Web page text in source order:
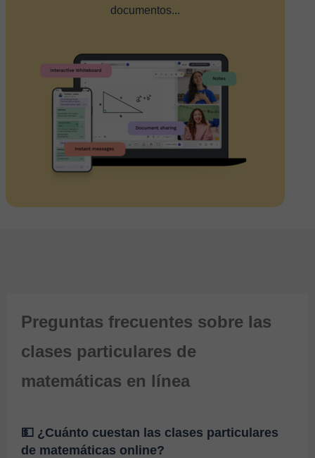
documentos...
Preguntas frecuentes sobre las
clases particulares de
matemáticas en línea
💵 ¿Cuánto cuestan las clases particulares
de matemáticas online?